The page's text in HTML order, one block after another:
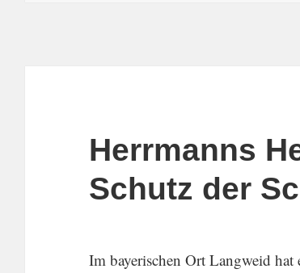
Herrmanns
Schutz der
Im bayeri­schen Ort Langweid